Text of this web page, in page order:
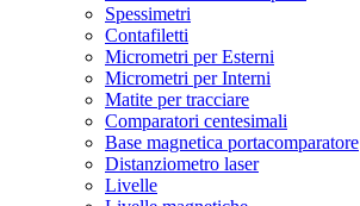
Spessimetri
Contafiletti
Micrometri per Esterni
Micrometri per Interni
Matite per tracciare
Comparatori centesimali
Base magnetica portacomparatore
Distanziometro laser
Livelle